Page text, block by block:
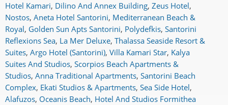
Hotel Kamari, Dilino And Annex Building, Zeus Hotel,
Nostos, Aneta Hotel Santorini, Mediterranean Beach &
Royal, Golden Sun Apts Santorini, Polydefkis, Santorini
Reflexions Sea, La Mer Deluxe, Thalassa Seaside Resort &
Suites, Argo Hotel (Santorini), Villa Kamari Star, Kalya
Suites And Studios, Scorpios Beach Apartments &
Studios, Anna Traditional Apartments, Santorini Beach
Complex, Ekati Studios & Apartments, Sea Side Hotel,
Alafuzos, Oceanis Beach, Hotel And Studios Formithea